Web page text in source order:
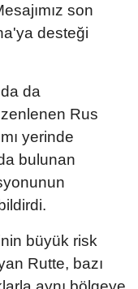
son
desteği
da
Rus
yerinde
bulunan
büyük risk
Rutte, bazı